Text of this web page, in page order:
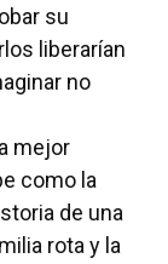
su
liberarían
no
mejor
como la
de una
rota y la